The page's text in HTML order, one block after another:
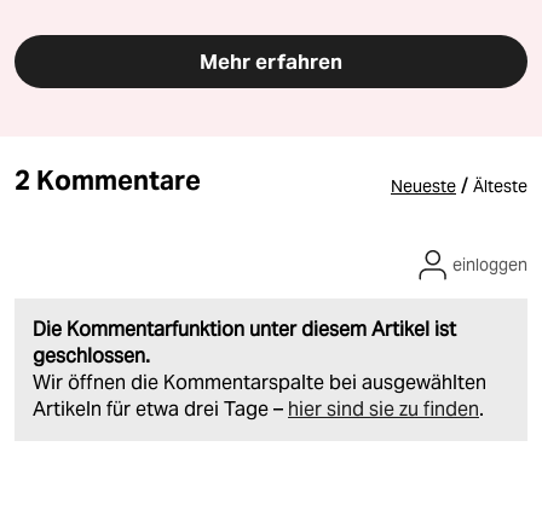
Mehr erfahren
2 Kommentare Neueste / Älteste
Die Kommentarfunktion unter diesem Artikel ist
geschlossen.
Wir öffnen die Kommentarspalte bei ausgewählten
Artikeln für etwa drei Tage – hier sind sie zu finden.
einloggen